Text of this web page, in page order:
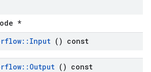
*
:: Input () const
:: Output () const